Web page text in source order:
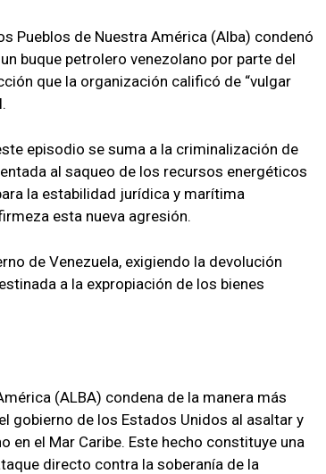
Pueblos de Nuestra América (Alba) condenó
buque petrolero venezolano por parte del
que la organización calificó de “vulgar
episodio se suma a la criminalización de
al saqueo de los recursos energéticos
la estabilidad jurídica y marítima
esta nueva agresión.
de Venezuela, exigiendo la devolución
a la expropiación de los bienes
(ALBA) condena de la manera más
gobierno de los Estados Unidos al asaltar y
en el Mar Caribe. Este hecho constituye una
directo contra la soberanía de la